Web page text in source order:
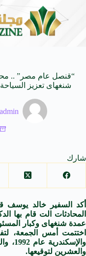
من النكهات البرازيلية 6 أغسطس 2026
“قنصل عام مصر” ..
شنغهاى تعزيز
admin
شارك
أكد السفير خالد
المحادثات الت قام بها
عمدة شنغهاى وكبار
اختتمت أمس الجمعة،
والعشرين لتوقيعها.